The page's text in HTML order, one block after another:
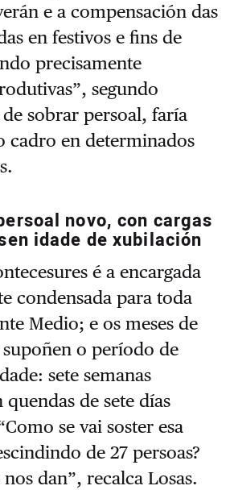
e a compensación das
en festivos e fins de
precisamente
segundo
sobrar persoal, faría
cadro en determinados
novo, con cargas
idade de xubilación
é a encargada
condensada para toda
Medio; e os meses de
o período de
sete semanas
de sete días
se vai soster esa
de 27 persoas?
dan”, recalca Losas.